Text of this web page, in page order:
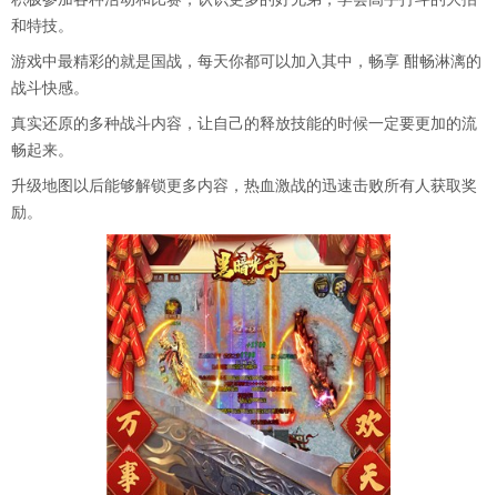
和特技。
游戏中最精彩的就是国战，每天你都可以加入其中，畅享 酣畅淋漓的
战斗快感。
真实还原的多种战斗内容，让自己的释放技能的时候一定要更加的流
畅起来。
升级地图以后能够解锁更多内容，热血激战的迅速击败所有人获取奖
励。